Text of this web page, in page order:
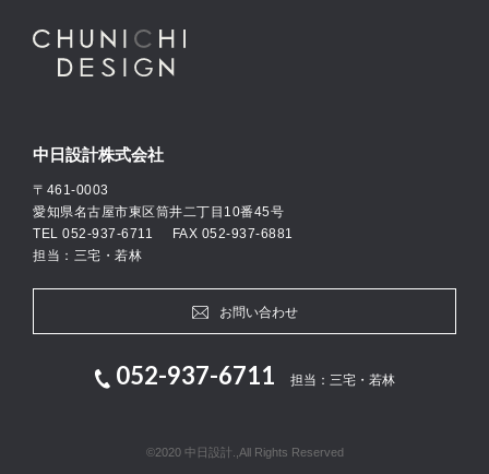
中日設計株式会社
〒461-0003
愛知県名古屋市東区筒井二丁目10番45号
TEL 052-937-6711 FAX 052-937-6881
担当：三宅・若林
お問い合わせ
052-937-6711 担当：三宅・若林
©2020 中日設計.,All Rights Reserved